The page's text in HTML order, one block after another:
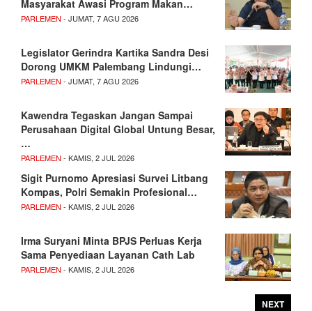
Masyarakat Awasi Program Makan…
PARLEMEN - JUMAT, 7 AGU 2026
Legislator Gerindra Kartika Sandra Desi
Dorong UMKM Palembang Lindungi…
PARLEMEN - JUMAT, 7 AGU 2026
Kawendra Tegaskan Jangan Sampai
Perusahaan Digital Global Untung Besar,
…
PARLEMEN - KAMIS, 2 JUL 2026
Sigit Purnomo Apresiasi Survei Litbang
Kompas, Polri Semakin Profesional…
PARLEMEN - KAMIS, 2 JUL 2026
Irma Suryani Minta BPJS Perluas Kerja
Sama Penyediaan Layanan Cath Lab
PARLEMEN - KAMIS, 2 JUL 2026
NEXT